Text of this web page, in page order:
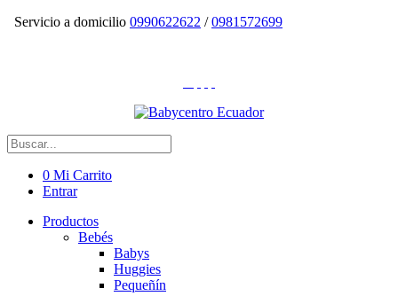
Servicio a domicilio 0990622622 /0981572699
0 Mi Carrito
Entrar
Productos
Bebés
Babys
Huggies
Pequeñín